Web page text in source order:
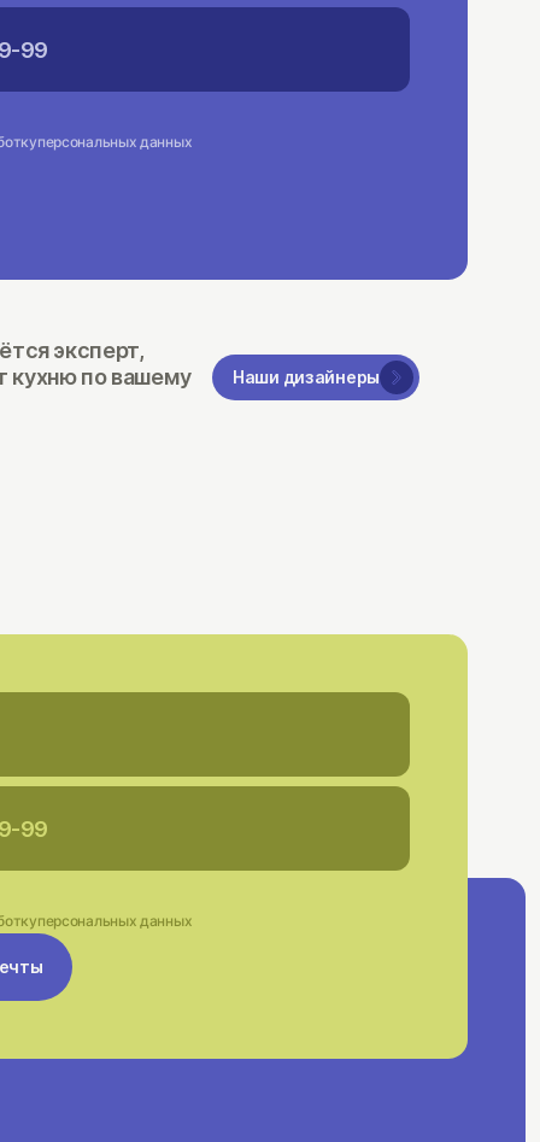
персональных данных
эксперт,
кухню по вашему
Наши дизайнеры
персональных данных